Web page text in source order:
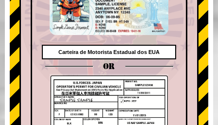
Carteira de Motorista Estadual dos EUA
OR